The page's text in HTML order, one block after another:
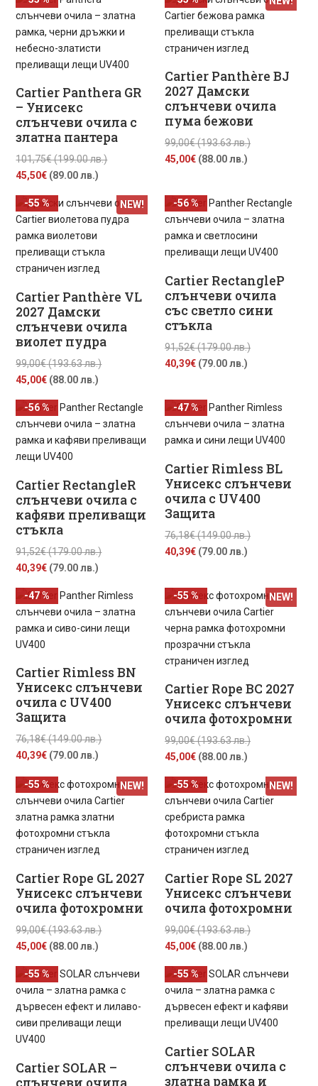
99,00€
(193.63
лв.).
е:
45,00€
(88.00
лв.).
(199.00
лв.).
45,50€
(89.00
лв.).
Cartier Panthera GR
– Унисекс
слънчеви очила с
златна пантера
101,75€(199.00 лв.)Original
101,75€
(199.00
45,50€ (89.00 лв.)
е:
45,50€
лв.).
Cartier Panthère BJ
2027 Дамски
слънчеви очила
пума бежови
99,00€(193.63 лв.)Original
(193.63
лв.).
45,00€ (88.00 лв.)
45,00€
(88.00
лв.).
Cartier Panthère VL
2027 Дамски
слънчеви очила
виолет пудра
NEW!
99,00€(193.63 лв.)Original
99,00€
(193.63
лв.).
45,00€ (88.00 лв.)
е:
45,00€
(88.00
-55 %
Cartier RectangleP
слънчеви очила
със светло сини
стъкла
91,52€(179.00 лв.)Original
(179.00
лв.).
40,39€ (79.00 лв.)
40,39€
(79.00
лв.).
-56 %
Cartier RectangleR
слънчеви очила с
кафяви преливащи
стъкла
91,52€(179.00 лв.)Original
91,52€
(179.00
лв.).
40,39€ (79.00 лв.)
е:
40,39€
(79.00
-56 %
Cartier Rimless BL
Унисекс слънчеви
очила с UV400
Защита
76,18€(149.00 лв.)Original
(149.00
лв.).
40,39€ (79.00 лв.)
40,39€
(79.00
лв.).
-47 %
Cartier Rimless BN
Унисекс слънчеви
очила с UV400
Защита
76,18€(149.00 лв.)Original
76,18€
(149.00
лв.).
40,39€ (79.00 лв.)
е:
40,39€
(79.00
лв.).
-47 %
Cartier Rope BC 2027
Унисекс слънчеви
очила фотохромни
NEW!
99,00€(193.63 лв.)Original
99,00€
(193.63
45,00€ (88.00 лв.)
е:
45,00€
лв.).
-55 %
Cartier Rope GL 2027
Унисекс слънчеви
очила фотохромни
NEW!
99,00€(193.63 лв.)Original
99,00€
(193.63
лв.).
45,00€ (88.00 лв.)
е:
45,00€
(88.00
лв.).
-55 %
Cartier Rope SL 2027
Унисекс слънчеви
очила фотохромни
NEW!
99,00€(193.63 лв.)Original
99,00€
(193.63
лв.).
45,00€ (88.00 лв.)
е:
45,00€
(88.00
лв.).
-55 %
Cartier SOLAR –
слънчеви очила
-55 %
Cartier SOLAR
слънчеви очила с
златна рамка и
-55 %